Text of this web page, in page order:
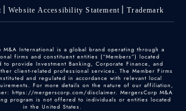
Website Accessibility Statement Trademark
International is a global brand operating through a
firms and constituent entities (“Members”) located
to provide Investment Banking, Corporate Finance, and
client-related professional services. The Member Firms
and regulated in accordance with relevant local
For more details on the nature of our affiliation,
https://mergerscorp.com/disclaimer. MergersCorp M&A
program is not offered to individuals or entities located
in the United States.